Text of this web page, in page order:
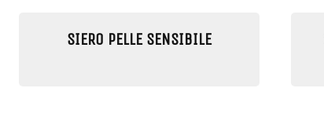
SIERO PELLE SENSIBILE